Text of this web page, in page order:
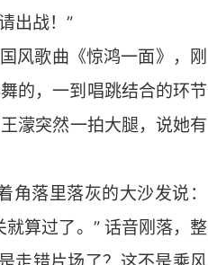
出战！”
风歌曲《惊鸿一面》，刚
的，一到唱跳结合的环节
濛突然一拍大腿，说她有
落里落灰的大沙发说：
算过了。” 话音刚落，整